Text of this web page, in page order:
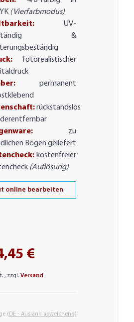
(Vierfarbmodus)
UV-
&
fotorealistischer
permanent
rückstandslos
zu
Bögen geliefert
kostenfreier
(Auflösung)
online bearbeiten
€
, zzgl. Versand
(DE - Ausland abweichend)